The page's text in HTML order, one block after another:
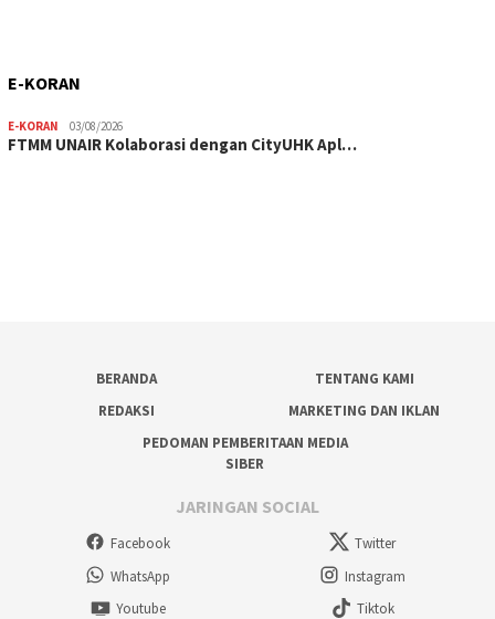
E-KORAN
E-KORAN 03/08/2026
FTMM UNAIR Kolaborasi dengan CityUHK Apl…
BERANDA
TENTANG KAMI
REDAKSI
MARKETING DAN IKLAN
PEDOMAN PEMBERITAAN MEDIA
SIBER
JARINGAN SOCIAL
Facebook
Twitter
WhatsApp
Instagram
Youtube
Tiktok